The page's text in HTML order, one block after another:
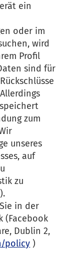
ein
oder im
wird
Profil
sind für
zum
unseres
auf
zu
in der
(Facebook
Dublin 2,
policy )